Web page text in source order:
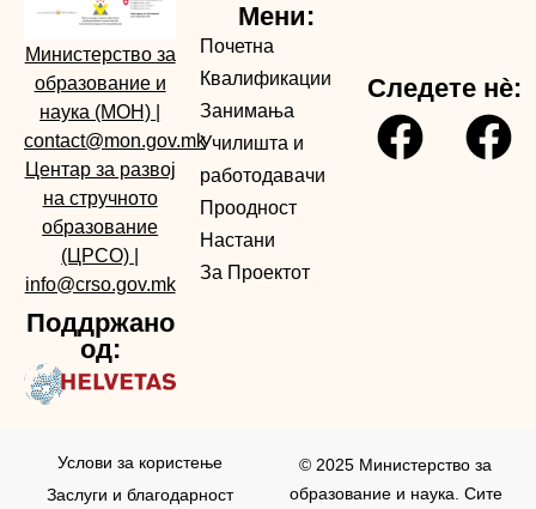
Министерство за
образование и
наука (МОН)
contact@mon.gov.mk
Центар за развој
на стручното
образование
(ЦРСО)
info@crso.gov.mk
Поддржано
од:
Мени:
Почетна
Квалификации
Занимања
Училишта и
работодавачи
Проодност
Настани
За Проектот
Следете нè:
© 2025 Министерство за
образование и наука. Сите
Услови за користењe
Заслуги и благодарност